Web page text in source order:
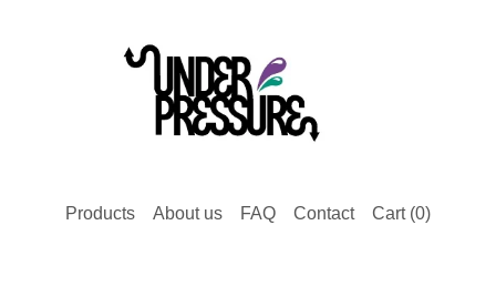
Products About us FAQ Contact Cart (0)